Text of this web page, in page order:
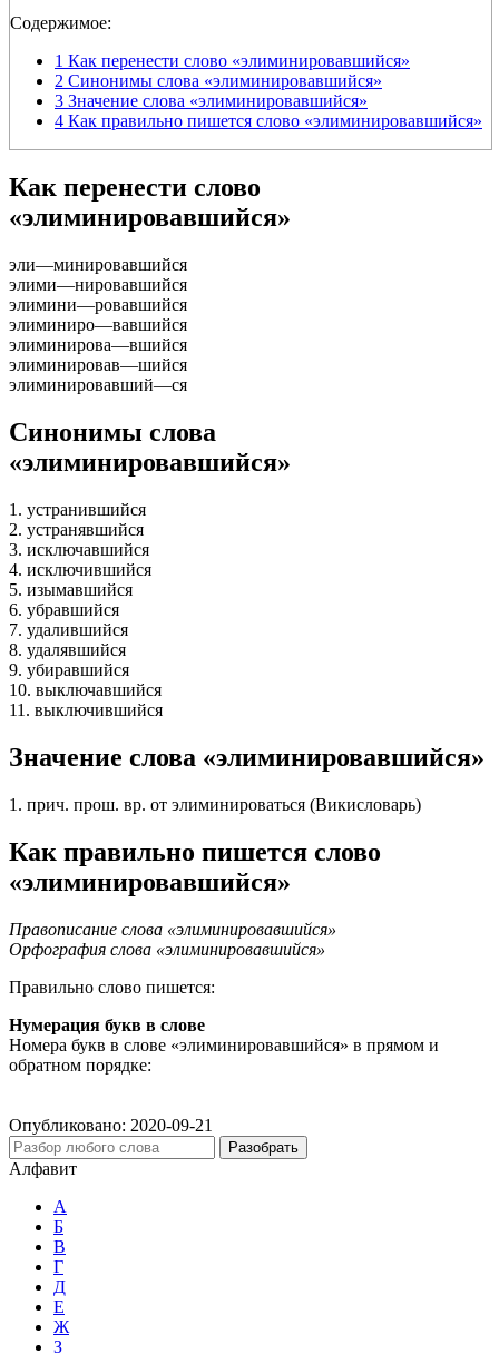
Содержимое:
1 Как перенести слово «элиминировавшийся»
2 Синонимы слова «элиминировавшийся»
3 Значение слова «элиминировавшийся»
4 Как правильно пишется слово «элиминировавшийся»
Как перенести слово
«элиминировавшийся»
эли—минировавшийся
элими—нировавшийся
элимини—ровавшийся
элиминиро—вавшийся
элиминирова—вшийся
элиминировав—шийся
элиминировавший—ся
Синонимы слова
«элиминировавшийся»
1. устранившийся
2. устранявшийся
3. исключавшийся
4. исключившийся
5. изымавшийся
6. убравшийся
7. удалившийся
8. удалявшийся
9. убиравшийся
10. выключавшийся
11. выключившийся
Значение слова «элиминировавшийся»
1. прич. прош. вр. от элиминироваться (Викисловарь)
Как правильно пишется слово
«элиминировавшийся»
Правописание слова «элиминировавшийся»
Орфография слова «элиминировавшийся»
Правильно слово пишется:
Нумерация букв в слове
Номера букв в слове «элиминировавшийся» в прямом и
обратном порядке:
Опубликовано: 2020-09-21
Разобрать
Алфавит
А
Б
В
Г
Д
Е
Ж
З